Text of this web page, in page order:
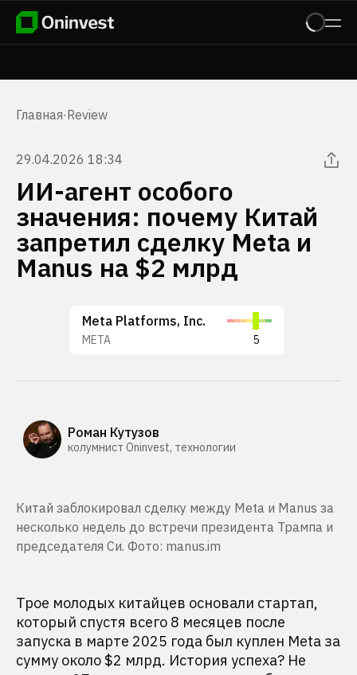
Главная·Review
29.04.2026 18:34
ИИ-агент особого
значения: почему Китай
запретил сделку Meta и
Manus на $2 млрд
Meta Platforms, Inc.
META 5
Роман Кутузов
колумнист Oninvest, технологии
Китай заблокировал сделку между Meta и Manus за
несколько недель до встречи президента Трампа и
председателя Си. Фото: manus.im
Трое молодых китайцев основали стартап,
который спустя всего 8 месяцев после
запуска в марте 2025 года был куплен Meta за
сумму около $2 млрд. История успеха? Не